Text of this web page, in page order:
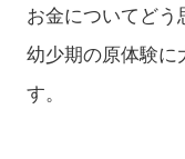
お金についてどう
幼少期の原体験に
す。